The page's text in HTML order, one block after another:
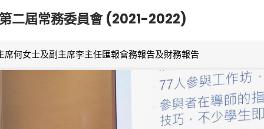
二屆常務委員會 (2021-2022)
席何女士及副主席李主任匯報會務報告及財務報告